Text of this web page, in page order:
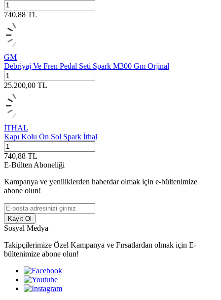
740,88 TL
GM
Debriyaj Ve Fren Pedal Seti Spark M300 Gm Orjinal
25.200,00 TL
İTHAL
Kapı Kolu Ön Sol Spark İthal
740,88 TL
E-Bülten Aboneliği
Kampanya ve yeniliklerden haberdar olmak için e-bültenimize
abone olun!
Kayıt Ol
Sosyal Medya
Takipçilerimize Özel Kampanya ve Fırsatlardan olmak için E-
bültenimize abone olun!